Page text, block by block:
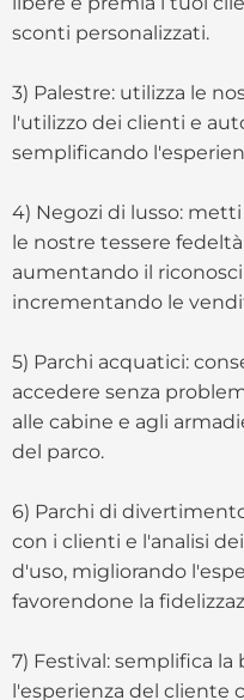
sconti personalizzati.
3) Palestre: utilizza le
l'utilizzo dei clienti e
semplificando
4) Negozi di lusso:
le nostre tessere
aumentando il
incrementando le
5) Parchi acquatici:
accedere senza
alle cabine e agli
del parco.
6) Parchi di
con i clienti e l'analisi
d'uso, migliorando
favorendone la
7) Festival: semplifica
l'esperienza del cliente